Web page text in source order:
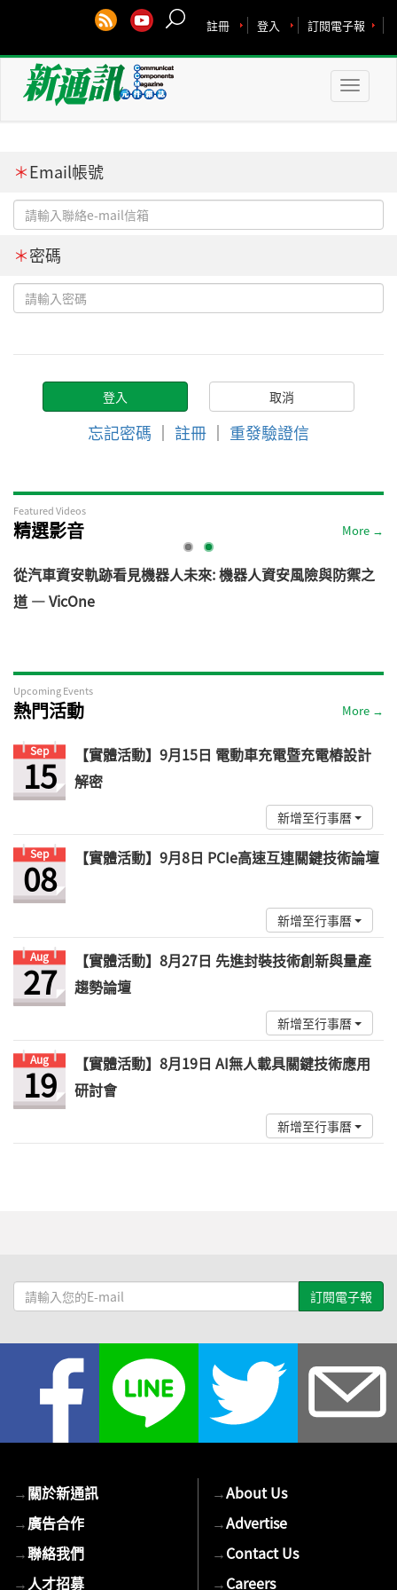
訂閱電子報
登入
註冊
Toggle
＊Email帳號
＊密碼
忘記密碼 ｜ 註冊 ｜ 重發驗證信
Featured Videos
精選影音 More →
從汽車資安軌跡看見機器人未來: 機器人資安風險與防禦之
道 — VicOne
Upcoming Events
熱門活動 More →
Sep
15
【實體活動】9月15日 電動車充電暨充電樁設計
解密
新增至行事曆
Sep
08 【實體活動】9月8日 PCIe高速互連關鍵技術論壇
新增至行事曆
Aug
27
【實體活動】8月27日 先進封裝技術創新與量產
趨勢論壇
新增至行事曆
Aug
19
【實體活動】8月19日 AI無人載具關鍵技術應用
研討會
新增至行事曆
請
輸
→關於新通訊
→廣告合作
→聯絡我們
→人才招募
→About Us
→Advertise
→Contact Us
→Careers